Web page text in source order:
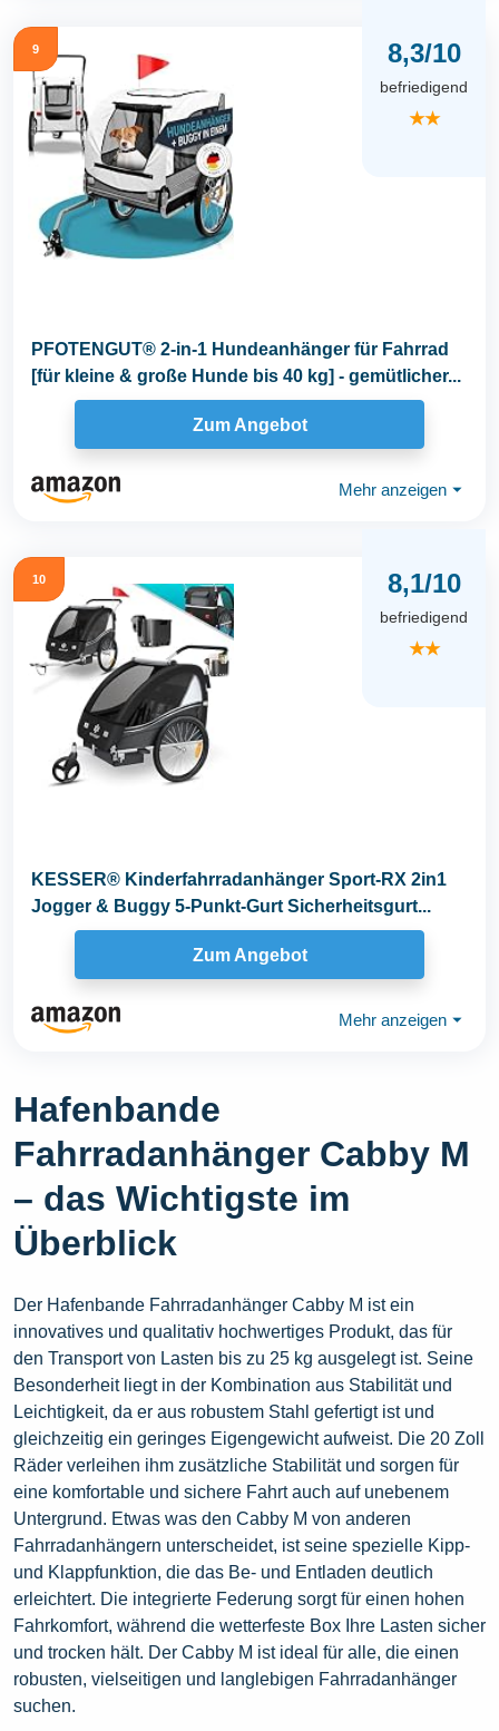
9 8,3/10
befriedigend
★★
PFOTENGUT® 2-in-1 Hundeanhänger für Fahrrad
[für kleine & große Hunde bis 40 kg] - gemütlicher...
Zum Angebot
Mehr anzeigen ⏷
10 8,1/10
befriedigend
★★
KESSER® Kinderfahrradanhänger Sport-RX 2in1
Jogger & Buggy 5-Punkt-Gurt Sicherheitsgurt...
Zum Angebot
Mehr anzeigen ⏷
Hafenbande
Fahrradanhänger Cabby M
– das Wichtigste im
Überblick
Der Hafenbande Fahrradanhänger Cabby M ist ein
innovatives und qualitativ hochwertiges Produkt, das für
den Transport von Lasten bis zu 25 kg ausgelegt ist. Seine
Besonderheit liegt in der Kombination aus Stabilität und
Leichtigkeit, da er aus robustem Stahl gefertigt ist und
gleichzeitig ein geringes Eigengewicht aufweist. Die 20 Zoll
Räder verleihen ihm zusätzliche Stabilität und sorgen für
eine komfortable und sichere Fahrt auch auf unebenem
Untergrund. Etwas was den Cabby M von anderen
Fahrradanhängern unterscheidet, ist seine spezielle Kipp-
und Klappfunktion, die das Be- und Entladen deutlich
erleichtert. Die integrierte Federung sorgt für einen hohen
Fahrkomfort, während die wetterfeste Box Ihre Lasten sicher
und trocken hält. Der Cabby M ist ideal für alle, die einen
robusten, vielseitigen und langlebigen Fahrradanhänger
suchen.